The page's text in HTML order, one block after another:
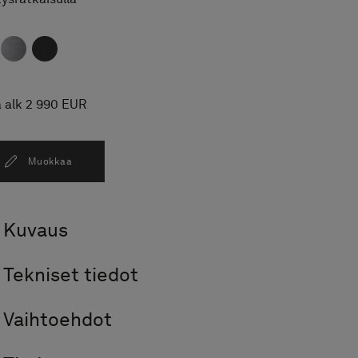
alk 2 990 EUR
Muokkaa
Kuvaus
Tekniset tiedot
Vaihtoehdot